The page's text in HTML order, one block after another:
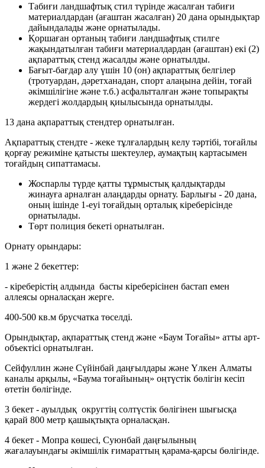
Табиғи ландшафтық стил түрінде жасалған табиғи
материалдардан (ағаштан жасалған) 20 дана орындықтар
дайындалады және орнатылады.
Қоршаған ортаның табиғи ландшафтық стилге
жақындатылған табиғи материалдардан (ағаштан) екi (2)
ақпараттық стенд жасалды және орнатылды.
Бағыт-бағдар алу үшін 10 (он) ақпараттық белгілер
(тротуардан, дәретханадан, спорт алаңына дейін, тоғай
әкімшілігіне және т.б.) асфальтталған және топырақты
жердегі жолдардың қиылысында орнатылды.
13 дана ақпараттық стендтер орнатылған.
Ақпараттық стендте - жеке тұлғалардың келу тәртібі, тоғайлы
қорғау режиміне қатысты шектеулер, аумақтың картасымен
тоғайдың сипаттамасы.
Жоспарлы түрде қатты тұрмыстық қалдықтарды
жинауға арналған алаңдарды орнату. Барлығы - 20 дана,
оның ішінде 1-еуі тоғайдың орталық кіреберісінде
орнатылады.
Төрт полиция бекеті орнатылған.
Орнату орындары:
1 және 2 бекеттер:
- кіреберістің алдында басты кіреберісінен бастап емен
аллеясы орналасқан жерге.
400-500 кв.м брусчатка төселді.
Орындықтар, ақпараттық стенд және «Баум Тоғайы» атты арт-
объектісі орнатылған.
Сейфуллин және Сүйінбай даңғылдары және Үлкен Алматы
каналы арқылы, «Баума тоғайының» оңтүстік бөлігін кесіп
өтетін бөлігінде.
3 бекет - ауылдық округтің солтүстік бөлігінен шығысқа
қарай 800 метр қашықтықта орналасқан.
4 бекет - Мопра көшесі, Суюнбай даңғылының
жағалауындағы әкімшілік ғимараттың қарама-қарсы бөлігінде.